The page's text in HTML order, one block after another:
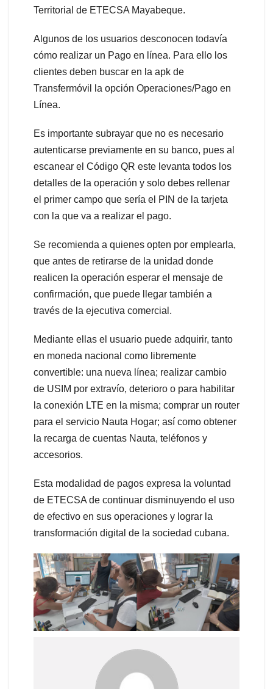
Territorial de ETECSA Mayabeque.
Algunos de los usuarios desconocen todavía
cómo realizar un Pago en línea. Para ello los
clientes deben buscar en la apk de
Transfermóvil la opción Operaciones/Pago en
Línea.
Es importante subrayar que no es necesario
autenticarse previamente en su banco, pues al
escanear el Código QR este levanta todos los
detalles de la operación y solo debes rellenar
el primer campo que sería el PIN de la tarjeta
con la que va a realizar el pago.
Se recomienda a quienes opten por emplearla,
que antes de retirarse de la unidad donde
realicen la operación esperar el mensaje de
confirmación, que puede llegar también a
través de la ejecutiva comercial.
Mediante ellas el usuario puede adquirir, tanto
en moneda nacional como libremente
convertible: una nueva línea; realizar cambio
de USIM por extravío, deterioro o para habilitar
la conexión LTE en la misma; comprar un router
para el servicio Nauta Hogar; así como obtener
la recarga de cuentas Nauta, teléfonos y
accesorios.
Esta modalidad de pagos expresa la voluntad
de ETECSA de continuar disminuyendo el uso
de efectivo en sus operaciones y lograr la
transformación digital de la sociedad cubana.